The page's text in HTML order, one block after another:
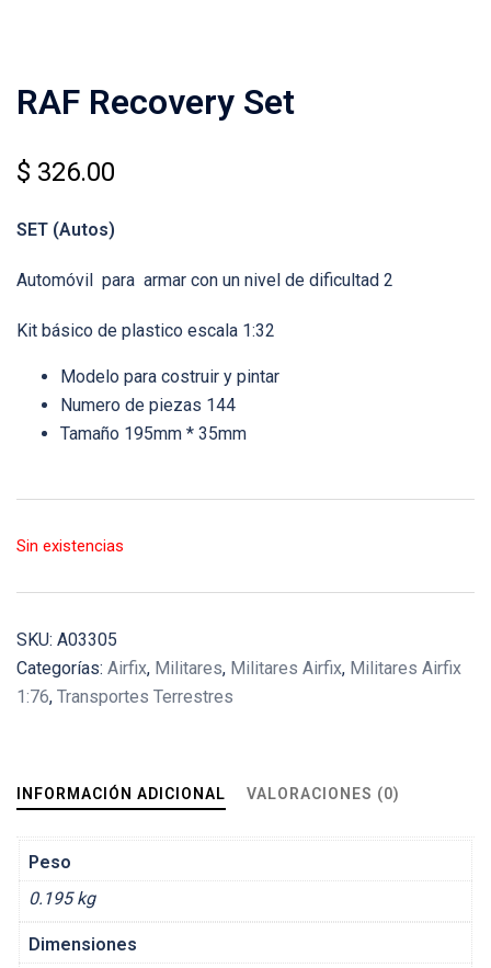
RAF Recovery Set
$ 326.00
SET (Autos)
Automóvil para armar con un nivel de dificultad 2
Kit básico de plastico escala 1:32
Modelo para costruir y pintar
Numero de piezas 144
Tamaño 195mm * 35mm
Sin existencias
SKU: A03305
Categorías: Airfix, Militares, Militares Airfix, Militares Airfix
1:76, Transportes Terrestres
INFORMACIÓN ADICIONAL VALORACIONES (0)
Peso
0.195 kg
Dimensiones